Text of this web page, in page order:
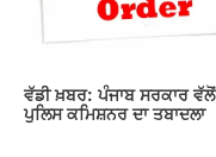
ਵੱਡੀ ਖ਼ਬਰ: ਪੰਜਾਬ ਸਰਕਾਰ ਵੱਲੋਂ
ਪੁਲਿਸ ਕਮਿਸ਼ਨਰ ਦਾ ਤਬਾਦਲਾ